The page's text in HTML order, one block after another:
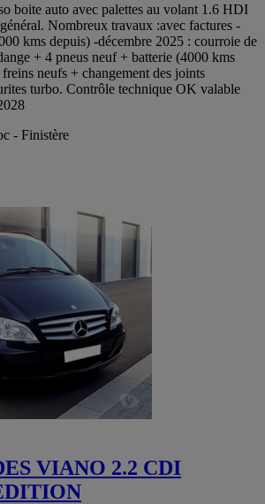
boite auto avec palettes au volant 1.6 HDI
Nombreux travaux :avec factures -
kms depuis) -décembre 2025 : courroie de
+ 4 pneus neuf + batterie (4000 kms
neufs + changement des joints
turbo. Contrôle technique OK valable
- Finistère
VIANO 2.2 CDI